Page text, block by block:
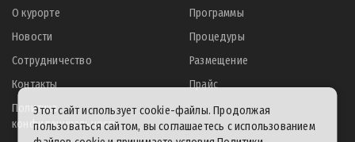
О курорте
Новости
Сотрудничество
Контакты
Политика
конфиденциальности
Программы
Процедуры
Размещение
Прайс
Этот сайт использует cookie-файлы. Продолжая
пользоваться сайтом, вы соглашаетесь с использованием